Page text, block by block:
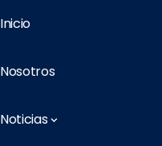
Inicio
Nosotros
Noticias